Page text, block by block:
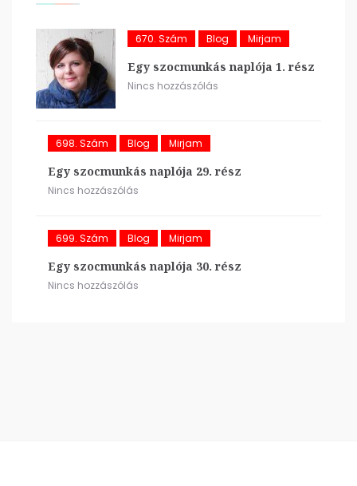
670. Szám Blog Mirjam
Egy szocmunkás naplója 1. rész
Nincs hozzászólás
698. Szám Blog Mirjam
Egy szocmunkás naplója 29. rész
Nincs hozzászólás
699. Szám Blog Mirjam
Egy szocmunkás naplója 30. rész
Nincs hozzászólás